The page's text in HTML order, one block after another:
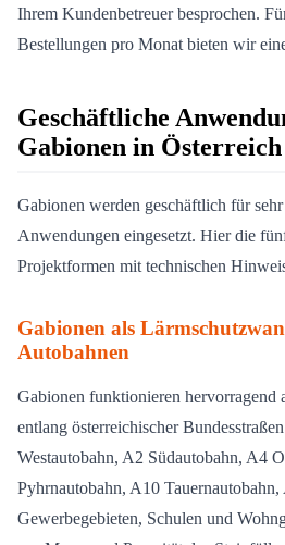
Ihrem Kundenbetreuer besprochen.
Bestellungen pro Monat bieten wir
Geschäftliche
Gabionen in Österreich
Gabionen werden geschäftlich für
Anwendungen eingesetzt. Hier die
Projektformen mit technischen
Gabionen als
Autobahnen
Gabionen funktionieren hervorragend
entlang österreichischer
Westautobahn, A2 Südautobahn, A4
Pyhrnautobahn, A10
Gewerbegebieten, Schulen und